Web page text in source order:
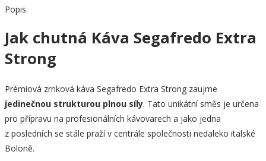
Popis
Jak chutná Káva Segafredo Extra
Strong
Prémiová zrnková káva Segafredo Extra Strong zaujme
jedinečnou strukturou plnou síly. Tato unikátní směs je určena
pro přípravu na profesionálních kávovarech a jako jedna
z posledních se stále praží v centrále společnosti nedaleko italské
Boloně.